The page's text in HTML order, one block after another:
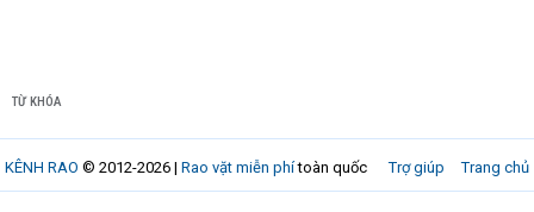
TỪ KHÓA
Trợ giúp Trang chủ
KÊNH RAO © 2012-2026 | Rao vặt miễn phítoàn quốc